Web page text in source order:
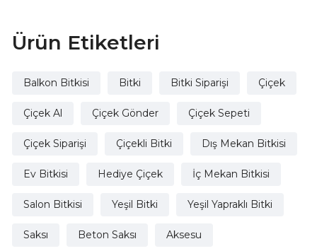
Ürün Etiketleri
Balkon Bitkisi Bitki Bitki Siparişi Çiçek
Çiçek Al Çiçek Gönder Çiçek Sepeti
Çiçek Siparişi Çiçekli Bitki Dış Mekan Bitkisi
Ev Bitkisi Hediye Çiçek İç Mekan Bitkisi
Salon Bitkisi Yeşil Bitki Yeşil Yapraklı Bitki
Saksı Beton Saksı Aksesu